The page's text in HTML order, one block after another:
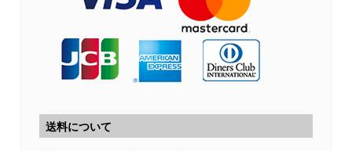
送料について